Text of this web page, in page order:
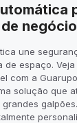
une
de espaço.
com a
solução que